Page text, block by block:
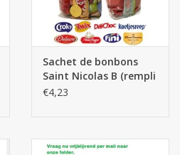
Sachet de bonbons
Saint Nicolas B (rempli
avec 16 produits)
€4,23